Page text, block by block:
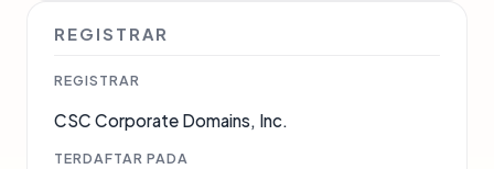
REGISTRAR
REGISTRAR
CSC Corporate Domains, Inc.
TERDAFTAR PADA